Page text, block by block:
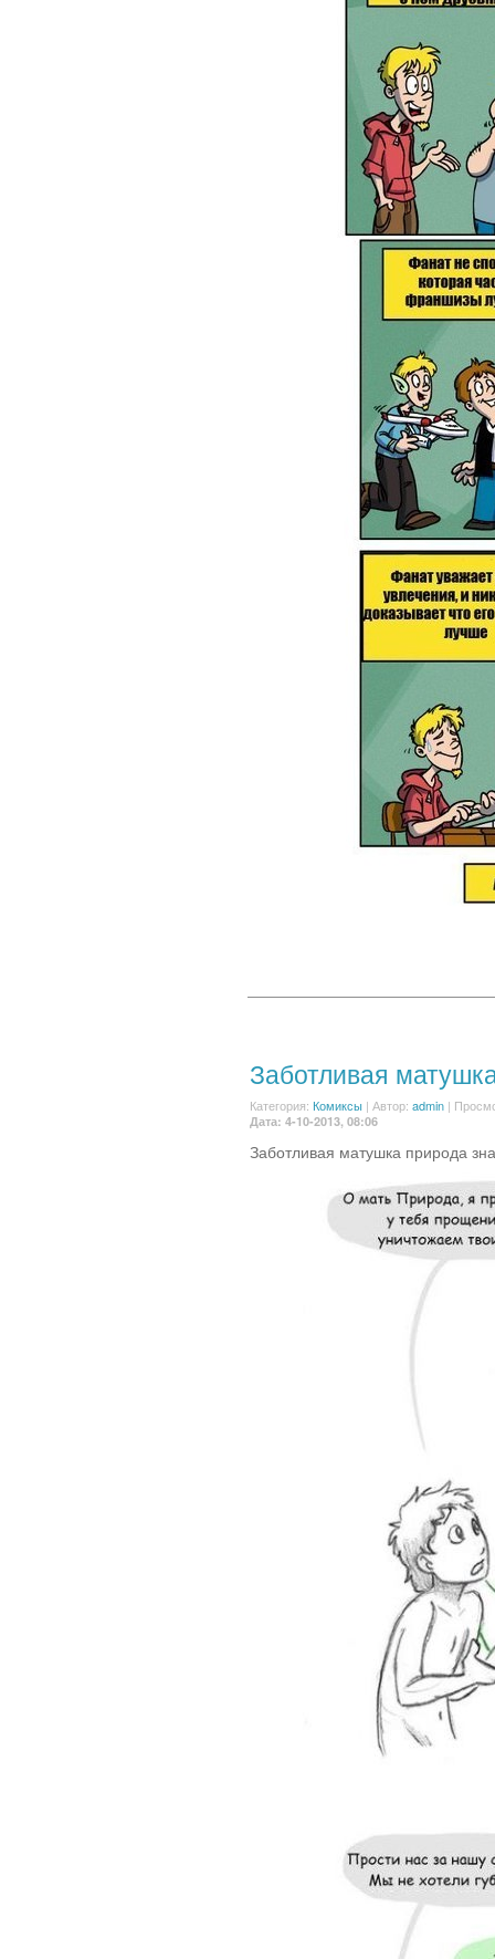
Заботливая
Категория: Комиксы | Автор: admin |
Дата: 4-10-2013, 08:06
Заботливая матушка природа